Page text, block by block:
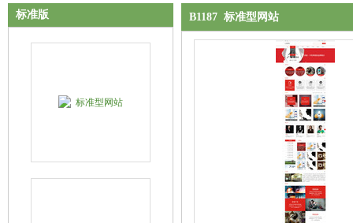
标准版 B1187 标准型网站